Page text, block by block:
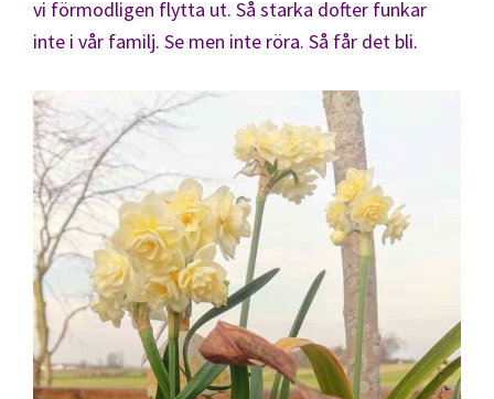
vi förmodligen flytta ut. Så starka dofter funkar
inte i vår familj. Se men inte röra. Så får det bli.